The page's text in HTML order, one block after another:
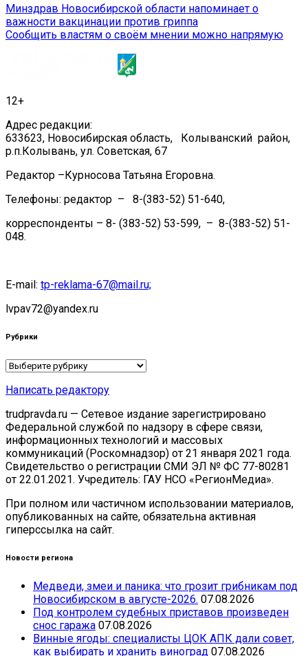
Навигация
по
Минздрав Новосибирской области напоминает о
важности вакцинации против гриппа
Сообщить властям о своём мнении можно напрямую
12+
Адрес редакции:
633623, Новосибирская область, Колыванский район,
р.п.Колывань, ул. Советская, 67
Редактор –Курносова Татьяна Егоровна.
Телефоны: редактор – 8-(383-52) 51-640,
корреспонденты – 8- (383-52) 53-599, – 8-(383-52) 51-
048.
E-mail: tp-reklama-67@mail.ru;
lvpav72@yandex.ru
Рубрики
Рубрики
Написать редактору
trudpravda.ru — Сетевое издание зарегистрировано
Федеральной службой по надзору в сфере связи,
информационных технологий и массовых
коммуникаций (Роскомнадзор) от 21 января 2021 года.
Свидетельство о регистрации СМИ ЭЛ № ФС 77-80281
от 22.01.2021. Учредитель: ГАУ НСО «РегионМедиа».
При полном или частичном использовании материалов,
опубликованных на сайте, обязательна активная
гиперссылка на сайт.
Новости региона
Медведи, змеи и паника: что грозит грибникам под
Новосибирском в августе-2026. 07.08.2026
Под контролем судебных приставов произведен
снос гаража 07.08.2026
Винные ягоды: специалисты ЦОК АПК дали совет,
как выбирать и хранить виноград 07.08.2026